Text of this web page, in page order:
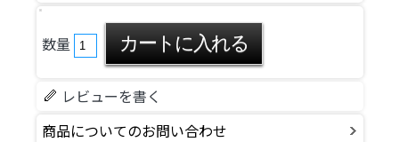
数量
レビューを書く
商品についてのお問い合わせ